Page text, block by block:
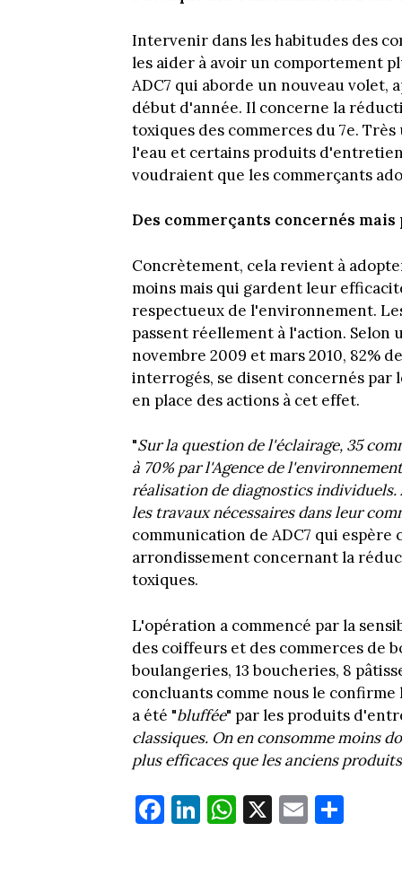
Intervenir dans les habitudes des
les aider à avoir un comportement
ADC7 qui aborde un nouveau volet,
début d'année. Il concerne la
toxiques des commerces du 7e.
l'eau et certains produits
voudraient que les commerçants
Des commerçants concernés mais
Concrètement, cela revient à
moins mais qui gardent leur
respectueux de l'environnement.
passent réellement à l'action. Selon
novembre 2009 et mars 2010, 82%
interrogés, se disent concernés par
en place des actions à cet effet.
"Sur la question de l'éclairage, 35
à 70% par l'Agence de
réalisation de diagnostics
les travaux nécessaires dans leur
communication de ADC7 qui espère
arrondissement concernant la
toxiques.
L'opération a commencé par la
des coiffeurs et des commerces de
boulangeries, 13 boucheries, 8
concluants comme nous le
a été "bluffée" par les produits
classiques. On en consomme moins
plus efficaces que les anciens produits
Fa
ce
Li
nk
W
ha
X E
m